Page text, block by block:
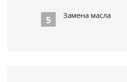
5 Замена масла